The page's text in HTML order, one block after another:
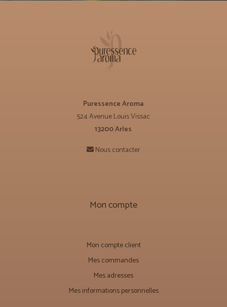
Puressence Aroma
524 Avenue Louis Vissac
13200 Arles
Nous contacter
Mon compte
Mon compte client
Mes commandes
Mes adresses
Mes informations personnelles